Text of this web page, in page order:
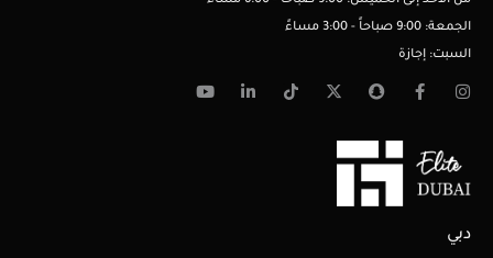
الجمعة: 9:00 صباحاً - 3:00 مساءً
السبت: إجازة
دبي